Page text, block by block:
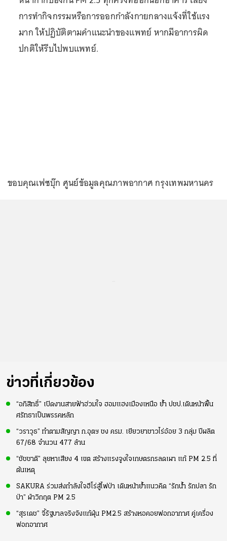
การทำกิจกรรมหรือการออกกำลังกายกลางแจ้งที่ใช้แรง
มาก ให้ปฏิบัติตามคำแนะนำของแพทย์ หากมีอาการผิด
ปกติให้รีบไปพบแพทย์.
ขอบคุณเฟซบุ๊ก ศูนย์ข้อมูลคุณภาพอากาศ กรุงเทพมหานคร
ข่าวที่เกี่ยวข้อง
“อภิสิทธิ์” เปิดงานสายฟ้าฮ่วมใจ ฮอมแฮงเมืองเหนือ ย้ำ ปชป.เดินหน้าฟื้น
ศรัทธาเป็นพรรคหลัก
“วราวุธ” ทำตามสัญญา ก.อุตฯ ชง ครม. เยียวยาชาวไร่อ้อย 3 กลุ่ม ปีผลิต
67/68 จำนวน 477 ล้าน
“ชัชชาติ” ลุยหาเสียง 4 เขต สร้างแรงจูงใจเกษตรกรลดเผา แก้ PM 2.5 ที่
ต้นเหตุ
SAKURA ร่วมส่งกำลังใจฮีโร่สู้ไฟป่า เดินหน้าย้ำแนวคิด “รักน้ำ รักปลา รัก
ป่า” ฝ่าวิกฤต PM 2.5
“สุรเดช” จี้รัฐบาลจริงจังแก้ฝุ่น PM2.5 สร้างหอคอยฟอกอากาศ คู่เครื่อง
ฟอกอากาศ